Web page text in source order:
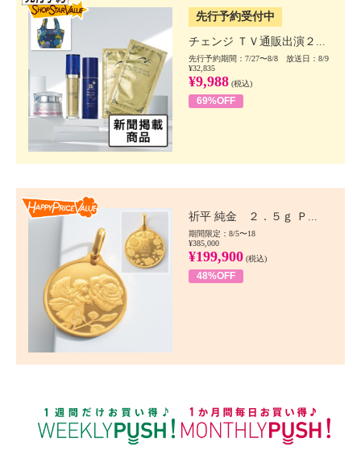
先行予約受付中
チェンジ ＴＶ通販出演２...
先行予約期間：7/27〜8/8 放送日：8/9
¥32,835
¥9,988 (税込)
69%OFF
祈平 純金 ２．５ｇ Ｐ...
期間限定：8/5〜18
¥385,000
¥199,900 (税込)
48%OFF